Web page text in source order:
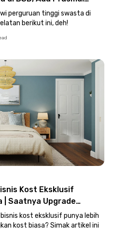
perguruan tinggi swasta di
berikut ini, deh!
Kost Eksklusif
| Saatnya Upgrade
kost eksklusif punya lebih
kost biasa? Simak artikel ini